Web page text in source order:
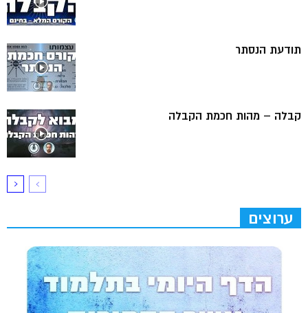
תודעת הנסתר
קבלה – מהות חכמת הקבלה
ערוצים